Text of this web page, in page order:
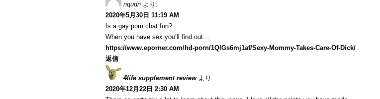
nqudn より:
2020年5月30日 11:19 AM
Is a gay porn chat fun?
When you have sex you’ll find out…
https://www.eporner.com/hd-porn/1QlGs6mj1af/Sexy-Mommy-Takes-Care-Of-Dick/
返信
4life supplement review より:
2020年12月22日 2:30 AM